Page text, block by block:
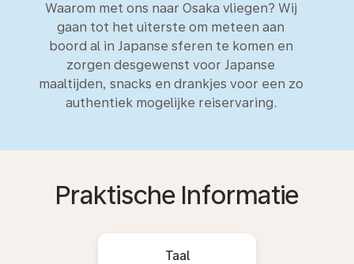
Waarom met ons naar Osaka vliegen? Wij
gaan tot het uiterste om meteen aan
boord al in Japanse sferen te komen en
zorgen desgewenst voor Japanse
maaltijden, snacks en drankjes voor een zo
authentiek mogelijke reiservaring.
Praktische Informatie
Taal